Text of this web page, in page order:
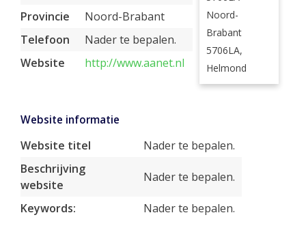
Provincie
Noord-Brabant
Telefoon
Nader te bepalen.
Website
http://www.aanet.nl
Noord-
Brabant
5706LA,
Helmond
Website informatie
Website titel
Nader te bepalen.
Beschrijving
website
Nader te bepalen.
Keywords: Nader te bepalen.